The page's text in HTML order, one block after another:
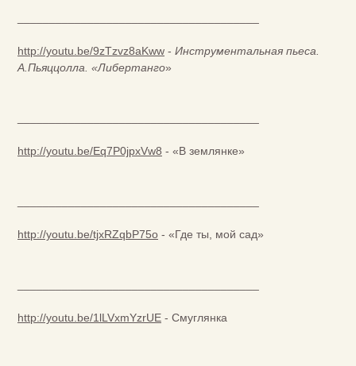
http://youtu.be/9zTzvz8aKww - Инструментальная пьеса.
А.Пьяццолла. «Либертанго»
http://youtu.be/Eq7P0jpxVw8 - «В землянке»
http://youtu.be/tjxRZqbP75o - «Где ты, мой сад»
http://youtu.be/1lLVxmYzrUE - Смуглянка